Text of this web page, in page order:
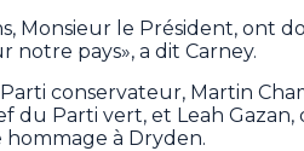
Monsieur le Président, ont
notre pays», a dit Carney.
conservateur, Martin
du Parti vert, et Leah
hommage à Dryden.